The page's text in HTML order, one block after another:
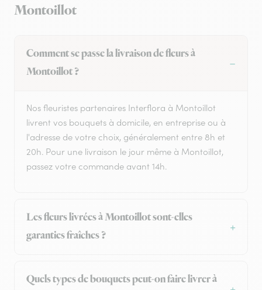
Montoillot
Comment se passe la livraison de fleurs à
Montoillot ?
Nos fleuristes partenaires Interflora à Montoillot
livrent vos bouquets à domicile, en entreprise ou à
l'adresse de votre choix, généralement entre 8h et
20h. Pour une livraison le jour même à Montoillot,
passez votre commande avant 14h.
Les fleurs livrées à Montoillot sont-elles
garanties fraîches ?
Quels types de bouquets peut-on faire livrer à